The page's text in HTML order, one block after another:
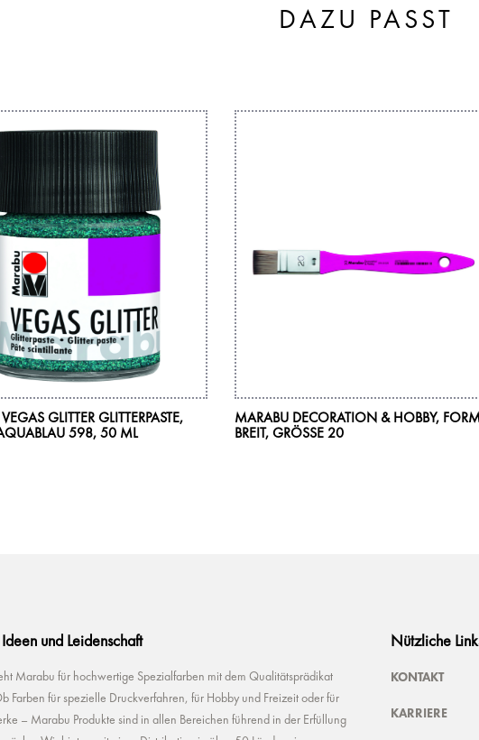
DAZU PASST
GLITTER GLITTERPASTE,
598, 50 ML
MARABU DECORATION & HOBBY,
BREIT, GRÖSSE 20
und Leidenschaft
Marabu für hochwertige Spezialfarben mit dem Qualitätsprädikat
Farben für spezielle Druckverfahren, für Hobby und Freizeit oder für
– Marabu Produkte sind in allen Bereichen führend in der Erfüllung
Nützliche
KONTAKT
KARRIERE